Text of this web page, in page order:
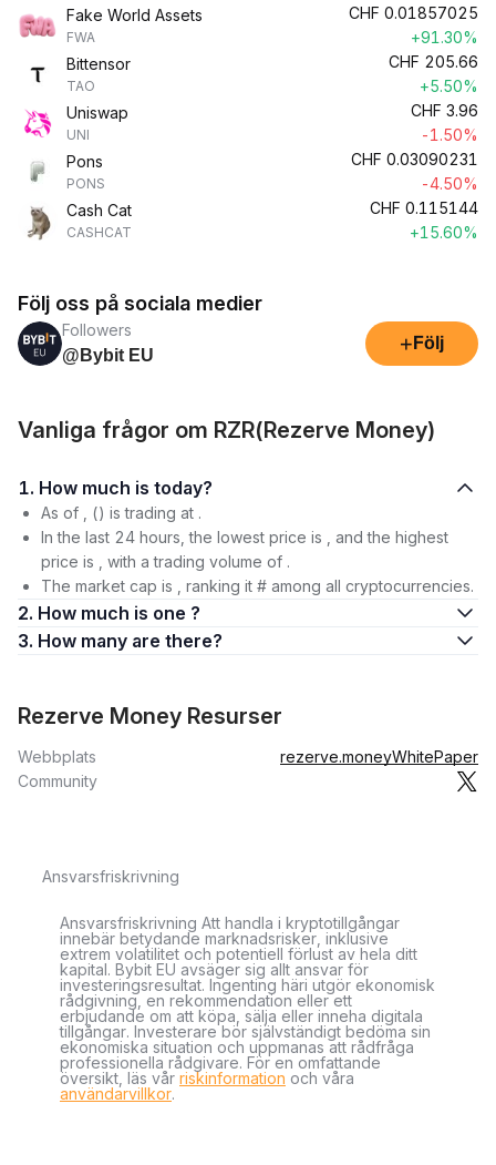
Fake World Assets
FWA
CHF 0.01857025
+91.30%
Bittensor
TAO
CHF 205.66
+5.50%
Uniswap
UNI
CHF 3.96
-1.50%
Pons
PONS
CHF 0.03090231
-4.50%
Cash Cat
CASHCAT
CHF 0.115144
+15.60%
Följ oss på sociala medier
Followers
@Bybit EU
+ Följ
Vanliga frågor om RZR(Rezerve Money)
1. How much is today?
As of , () is trading at .
In the last 24 hours, the lowest price is , and the highest
price is , with a trading volume of .
The market cap is , ranking it # among all cryptocurrencies.
2. How much is one ?
3. How many are there?
Rezerve Money Resurser
Webbplats rezerve.moneyWhitePaper
Community
Ansvarsfriskrivning
Ansvarsfriskrivning Att handla i kryptotillgångar
innebär betydande marknadsrisker, inklusive
extrem volatilitet och potentiell förlust av hela ditt
kapital. Bybit EU avsäger sig allt ansvar för
investeringsresultat. Ingenting häri utgör ekonomisk
rådgivning, en rekommendation eller ett
erbjudande om att köpa, sälja eller inneha digitala
tillgångar. Investerare bör självständigt bedöma sin
ekonomiska situation och uppmanas att rådfråga
professionella rådgivare. För en omfattande
översikt, läs vår riskinformation och våra
användarvillkor.